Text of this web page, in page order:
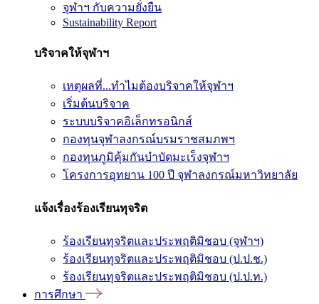
จุฬาฯ กับความยั่งยืน
Sustainability Report
บริจาคให้จุฬาฯ
เหตุผลที่...ทำไมต้องบริจาคให้จุฬาฯ
เริ่มต้นบริจาค
ระบบบริจาคอิเล็กทรอนิกส์
กองทุนจุฬาลงกรณ์บรมราชสมภพฯ
กองทุนภูมิคุ้มกันบำบัดมะเร็งจุฬาฯ
โครงการอุทยาน 100 ปี จุฬาลงกรณ์มหาวิทยาลัย
แจ้งเรื่องร้องเรียนทุจริต
ร้องเรียนทุจริตและประพฤติมิชอบ (จุฬาฯ)
ร้องเรียนทุจริตและประพฤติมิชอบ (ป.ป.ช.)
ร้องเรียนทุจริตและประพฤติมิชอบ (ป.ป.ท.)
การศึกษา